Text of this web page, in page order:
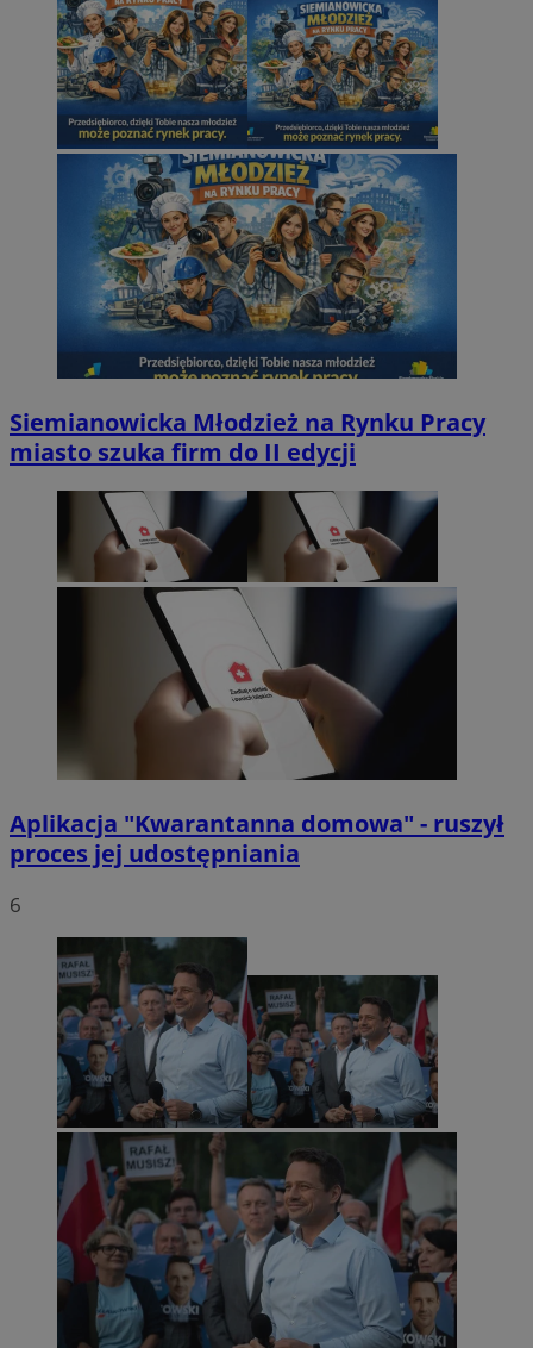
Siemianowicka Młodzież na Rynku Pracy
miasto szuka firm do II edycji
Aplikacja "Kwarantanna domowa" - ruszył
proces jej udostępniania
6